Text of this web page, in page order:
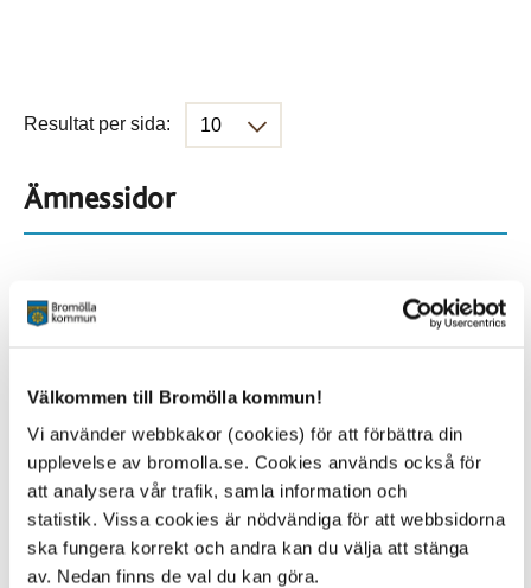
Välkommen till Bromölla kommun!
Vi använder webbkakor (cookies) för att förbättra din
upplevelse av bromolla.se. Cookies används också för
att analysera vår trafik, samla information och
statistik. Vissa cookies är nödvändiga för att webbsidorna
ska fungera korrekt och andra kan du välja att stänga
av. Nedan finns de val du kan göra.
Resultat per sida:
Ämnessidor
282
282
Alla platser